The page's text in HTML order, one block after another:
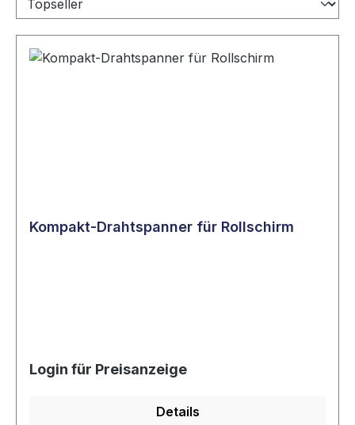
Kompakt-Drahtspanner für Rollschirm
Login für Preisanzeige
Details